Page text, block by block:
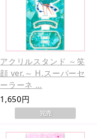
アクリルスタンド ～笑
顔 ver.～ H.スーパーセ
ーラーネ …
1,650円